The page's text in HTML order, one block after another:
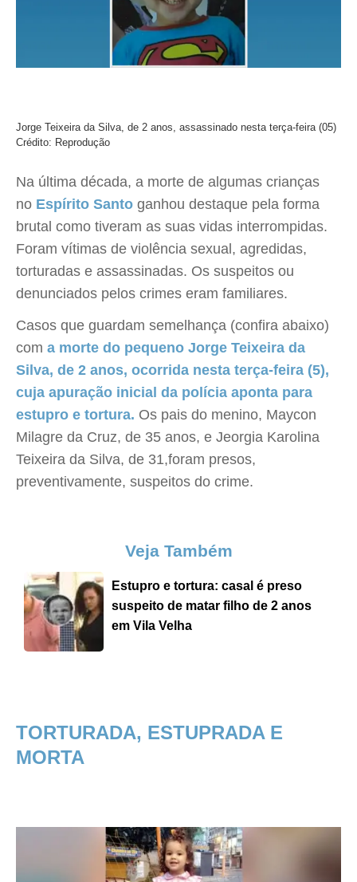
Jorge Teixeira da Silva, de 2 anos, assassinado nesta terça-feira (05)
Crédito: Reprodução
Na última década, a morte de algumas crianças
no Espírito Santo ganhou destaque pela forma
brutal como tiveram as suas vidas interrompidas.
Foram vítimas de violência sexual, agredidas,
torturadas e assassinadas. Os suspeitos ou
denunciados pelos crimes eram familiares.
Casos que guardam semelhança (confira abaixo)
com a morte do pequeno Jorge Teixeira da
Silva, de 2 anos, ocorrida nesta terça-feira (5),
cuja apuração inicial da polícia aponta para
estupro e tortura. Os pais do menino, Maycon
Milagre da Cruz, de 35 anos, e Jeorgia Karolina
Teixeira da Silva, de 31,foram presos,
preventivamente, suspeitos do crime.
Veja Também
Estupro e tortura: casal é preso
suspeito de matar filho de 2 anos
em Vila Velha
TORTURADA, ESTUPRADA E
MORTA